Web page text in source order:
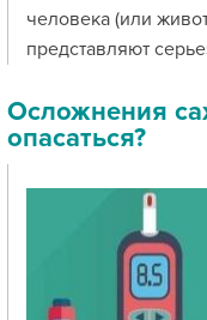
человека (или
представляют
Осложнения
опасаться?